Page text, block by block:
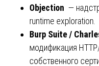
Objection —
runtime exploration.
Burp Suite /
модификация
собственного